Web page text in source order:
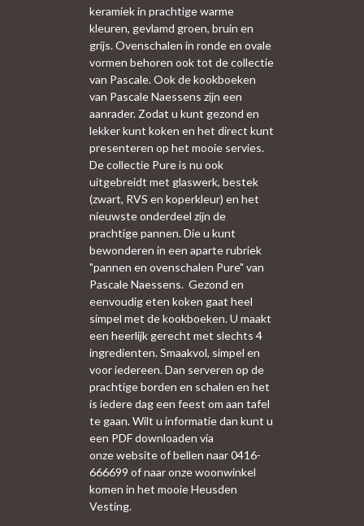
keramiek in prachtige warme
kleuren, gevlamd groen, bruin en
grijs. Ovenschalen in ronde en ovale
vormen behoren ook tot de collectie
van Pascale. Ook de kookboeken
van Pascale Naessens zijn een
aanrader. Zodat u kunt gezond en
lekker kunt koken en het direct kunt
presenteren op het mooie servies.
De collectie Pure is nu ook
uitgebreidt met glaswerk, bestek
(zwart, RVS en koperkleur) en het
nieuwste onderdeel zijn de
prachtige pannen. Die u kunt
bewonderen in een aparte rubriek
"pannen en ovenschalen Pure" van
Pascale Naessens. Gezond en
eenvoudig eten koken gaat heel
simpel met de kookboeken. U maakt
een heerlijk gerecht met slechts 4
ingredienten. Smaakvol, simpel en
voor iedereen. Dan serveren op de
prachtige borden en schalen en het
is iedere dag een feest om aan tafel
te gaan. Wilt u informatie dan kunt u
een PDF downloaden via
onze website of bellen naar 0416-
666699 of naar onze woonwinkel
komen in het mooie Heusden
Vesting.